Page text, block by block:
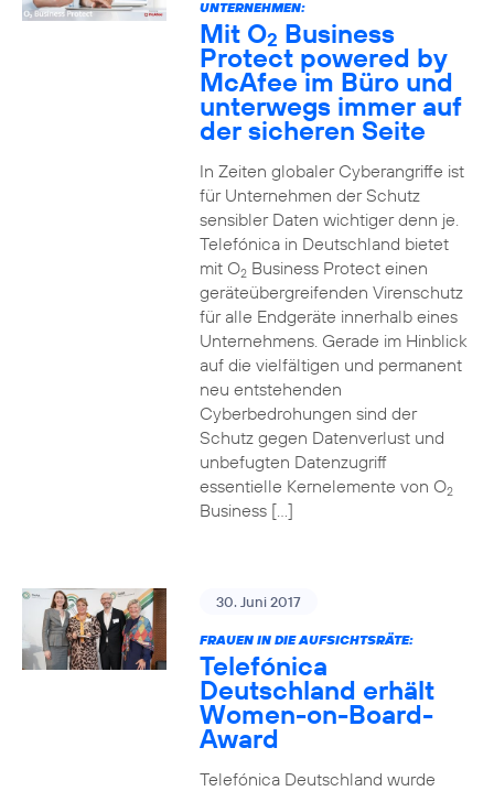
UNTERNEHMEN:
Mit O2 Business
Protect powered by
McAfee im Büro und
unterwegs immer auf
der sicheren Seite
In Zeiten globaler Cyberangriffe ist
für Unternehmen der Schutz
sensibler Daten wichtiger denn je.
Telefónica in Deutschland bietet
mit O2Business Protect einen
geräteübergreifenden Virenschutz
für alle Endgeräte innerhalb eines
Unternehmens. Gerade im Hinblick
auf die vielfältigen und permanent
neu entstehenden
Cyberbedrohungen sind der
Schutz gegen Datenverlust und
unbefugten Datenzugriff
essentielle Kernelemente von O2
Business […]
30. Juni 2017
FRAUEN IN DIE AUFSICHTSRÄTE:
Telefónica
Deutschland erhält
Women-on-Board-
Award
Telefónica Deutschland wurde